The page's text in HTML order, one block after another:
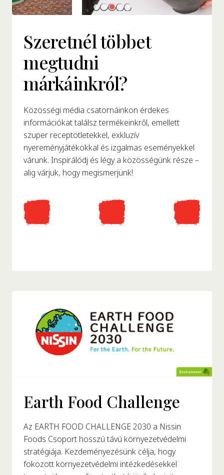
Szeretnél többet
megtudni
márkáinkról?
Közösségi média csatornáinkon érdekes
információkat találsz termékeinkről, emellett
szuper receptötletekkel, exkluzív
nyereményjátékokkal és izgalmas eseményekkel
várunk. Inspirálódj és légy a közösségünk része –
alig várjuk, hogy megismerjünk!
Earth Food Challenge
Az EARTH FOOD CHALLENGE 2030 a Nissin
Foods Csoport hosszú távú környezetvédelmi
stratégiája. Kezdeményezésünk célja, hogy
fokozott környezetvédelmi intézkedésekkel